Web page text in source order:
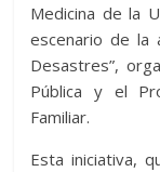
Medicina de la
escenario de la
Desastres”,
Pública y el
Familiar.
Esta iniciativa,